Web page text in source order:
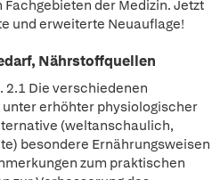
der Medizin. Jetzt
und erweiterte Neuauflage!
Nährstoffquellen
2.1 Die verschiedenen
erhöhter physiologischer
(weltanschaulich,
besondere Ernährungsweisen
zum praktischen